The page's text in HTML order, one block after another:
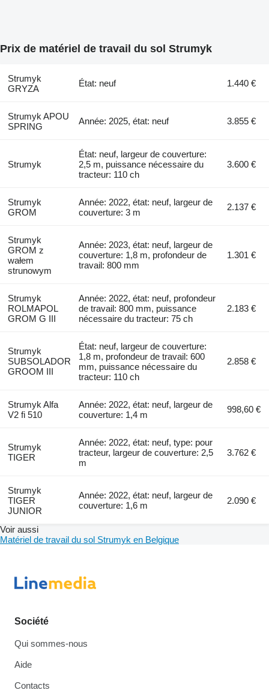
Prix de matériel de travail du sol Strumyk
Strumyk
GRYZA
État: neuf 1.440 €
Strumyk APOU
SPRING
Année: 2025, état: neuf 3.855 €
Strumyk
État: neuf, largeur de couverture:
2,5 m, puissance nécessaire du
tracteur: 110 ch
3.600 €
Strumyk
GROM
Année: 2022, état: neuf, largeur de
couverture: 3 m
2.137 €
Strumyk
GROM z
wałem
strunowym
Année: 2023, état: neuf, largeur de
couverture: 1,8 m, profondeur de
travail: 800 mm
1.301 €
Strumyk
ROLMAPOL
GROM G III
Année: 2022, état: neuf, profondeur
de travail: 800 mm, puissance
nécessaire du tracteur: 75 ch
2.183 €
Strumyk
SUBSOLADOR
GROOM III
État: neuf, largeur de couverture:
1,8 m, profondeur de travail: 600
mm, puissance nécessaire du
tracteur: 110 ch
2.858 €
Strumyk Alfa
V2 fi 510
Année: 2022, état: neuf, largeur de
couverture: 1,4 m
998,60 €
Strumyk
TIGER
Année: 2022, état: neuf, type: pour
tracteur, largeur de couverture: 2,5
m
3.762 €
Strumyk
TIGER
JUNIOR
Année: 2022, état: neuf, largeur de
couverture: 1,6 m
2.090 €
Voir aussi
Matériel de travail du sol Strumyk en Belgique
Société
Qui sommes-nous
Aide
Contacts